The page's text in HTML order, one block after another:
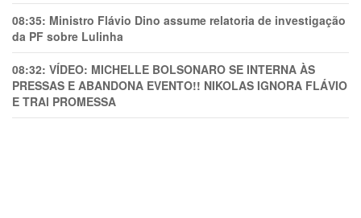
08:35: Ministro Flávio Dino assume relatoria de investigação
da PF sobre Lulinha
08:32: VÍDEO: MICHELLE BOLSONARO SE INTERNA ÀS
PRESSAS E ABANDONA EVENTO!! NIKOLAS IGNORA FLÁVIO
E TRAl PROMESSA